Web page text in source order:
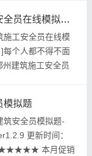
...
河南郑州建筑施工安全员在线模拟考试，你考过了吗？
施工安全员在线模
每个人都不得不面
建筑施工安全员
望诸位也能好好地
位也能好好地体会
犹如农民耕作，汗
了幼...
模拟题
筑安全员模拟题-
更新时间：
★★★★★ 本月促销